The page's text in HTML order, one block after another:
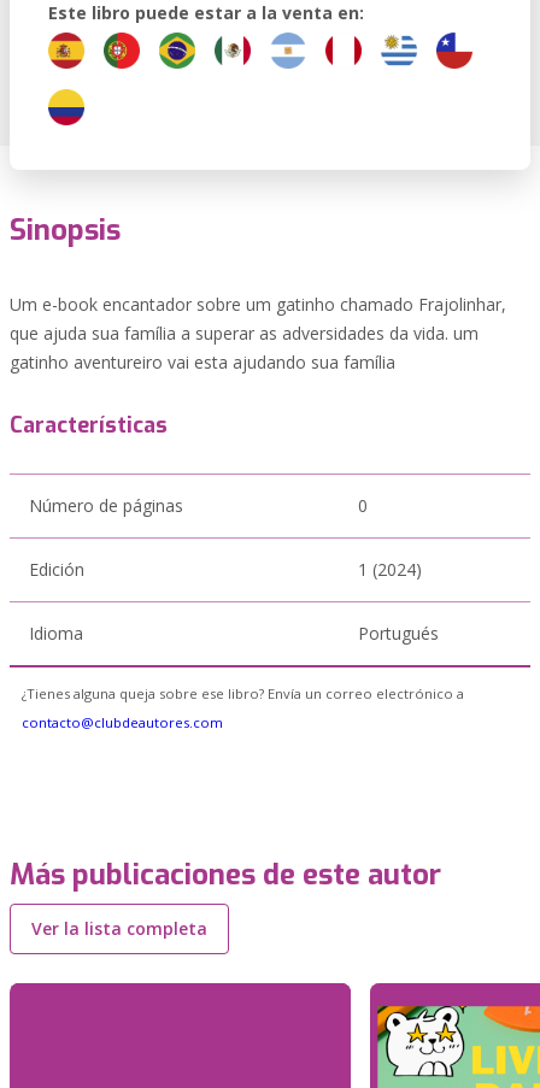
Este libro puede estar a la venta en:
Sinopsis
Um e-book encantador sobre um gatinho chamado Frajolinhar,
que ajuda sua família a superar as adversidades da vida. um
gatinho aventureiro vai esta ajudando sua família
Características
Número de páginas 0
Edición 1 (2024)
Idioma Portugués
¿Tienes alguna queja sobre ese libro? Envía un correo electrónico a
contacto@clubdeautores.com
Más publicaciones de este autor
Ver la lista completa